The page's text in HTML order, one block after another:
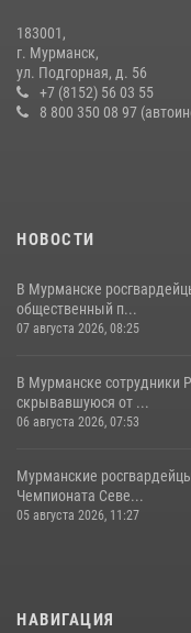
В Мурманске
похитить одежду из
08 июля 2026, 08:03
183001,
г. Мурманск,
ул. Подгорная, д. 56
+7 (8152) 56 03 55
8 800 350 08 97
НОВОСТИ
В Мурманске
общественный п...
07 августа 2026, 08:25
В Мурманске сотрудники
скрывавшуюся от ...
06 августа 2026, 07:53
Мурманские
Чемпионата Севе...
05 августа 2026, 11:27
НАВИГАЦИЯ